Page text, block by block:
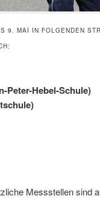
MAI IN FOLGENDEN
Peter-Hebel-Schule)
Messstellen sind